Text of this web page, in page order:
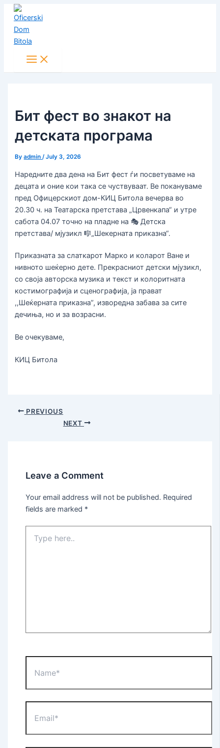
Skip
content
Бит фест во знакот на
детската програма
Byadmin/July 3, 2026
Наредните два дена на Бит фест ѓи посветуваме на
децата и оние кои така се чуствуваат. Ве покануваме
пред Офицерскиот дом-КИЦ Битола вечерва во
20.30 ч. на Театарска претстава „Црвенкапа“ и утре
сабота 04.07 точно на пладне на 🎭 Детска
претстава/ мјузикл 🎼„Шекерната приказна“.
Приказната за слаткарот Марко и коларот Ване и
нивното шеќерно дете. Прекрасниот детски мјузикл,
со своја авторска музика и текст и колоритната
костимографија и сценографија, ја прават
,,Шеќерната приказна”, изворедна забава за сите
дечиња, но и за возрасни.
Ве очекуваме,
КИЦ Битола
Post
navigation
PREVIOUS
NEXT
Leave a Comment
Your email address will not be published. Required
fields are marked *
here..